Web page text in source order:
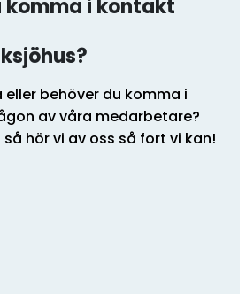
komma i kontakt
eller behöver du komma i
av våra medarbetare?
hör vi av oss så fort vi kan!